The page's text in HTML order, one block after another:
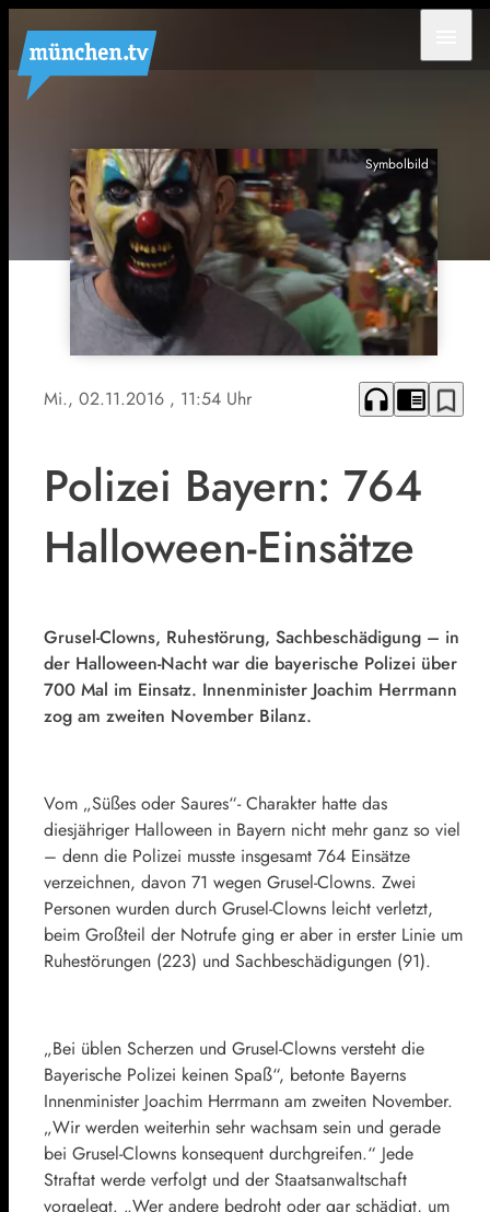
Symbolbild
Mi., 02.11.2016 , 11:54 Uhr headphones chrome_reader_mode bookmark_border
Polizei Bayern: 764
Halloween-Einsätze
Grusel-Clowns, Ruhestörung, Sachbeschädigung – in
der Halloween-Nacht war die bayerische Polizei über
700 Mal im Einsatz. Innenminister Joachim Herrmann
zog am zweiten November Bilanz.
Vom „Süßes oder Saures“- Charakter hatte das
diesjähriger Halloween in Bayern nicht mehr ganz so viel
– denn die Polizei musste insgesamt 764 Einsätze
verzeichnen, davon 71 wegen Grusel-Clowns. Zwei
Personen wurden durch Grusel-Clowns leicht verletzt,
beim Großteil der Notrufe ging er aber in erster Linie um
Ruhestörungen (223) und Sachbeschädigungen (91).
„Bei üblen Scherzen und Grusel-Clowns versteht die
Bayerische Polizei keinen Spaß“, betonte Bayerns
Innenminister Joachim Herrmann am zweiten November.
„Wir werden weiterhin sehr wachsam sein und gerade
bei Grusel-Clowns konsequent durchgreifen.“ Jede
Straftat werde verfolgt und der Staatsanwaltschaft
vorgelegt. „Wer andere bedroht oder gar schädigt, um